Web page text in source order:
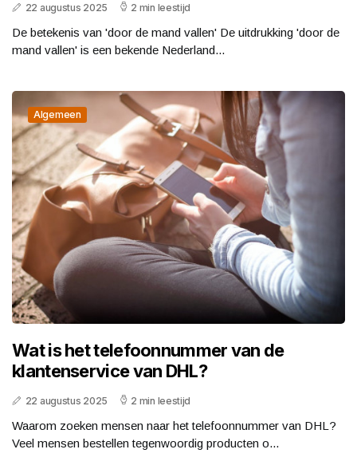
22 augustus 2025 2 min leestijd
De betekenis van 'door de mand vallen' De uitdrukking 'door de
mand vallen' is een bekende Nederland...
Algemeen
Wat is het telefoonnummer van de
klantenservice van DHL?
22 augustus 2025 2 min leestijd
Waarom zoeken mensen naar het telefoonnummer van DHL?
Veel mensen bestellen tegenwoordig producten o...